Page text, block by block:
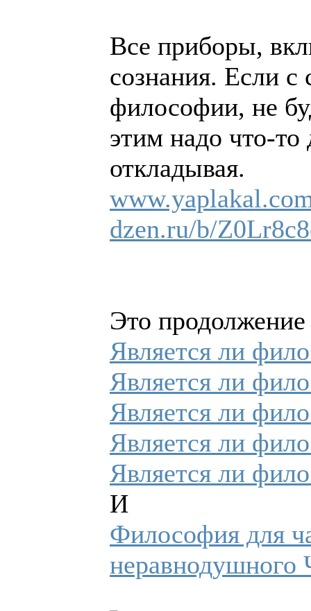
Все приборы,
сознания. Если с
философии, не
этим надо что-то
откладывая.
dzen.ru/b/
Это
Является ли
Является ли
Является ли
Является ли
Является ли
И
Философия для
неравнодушного